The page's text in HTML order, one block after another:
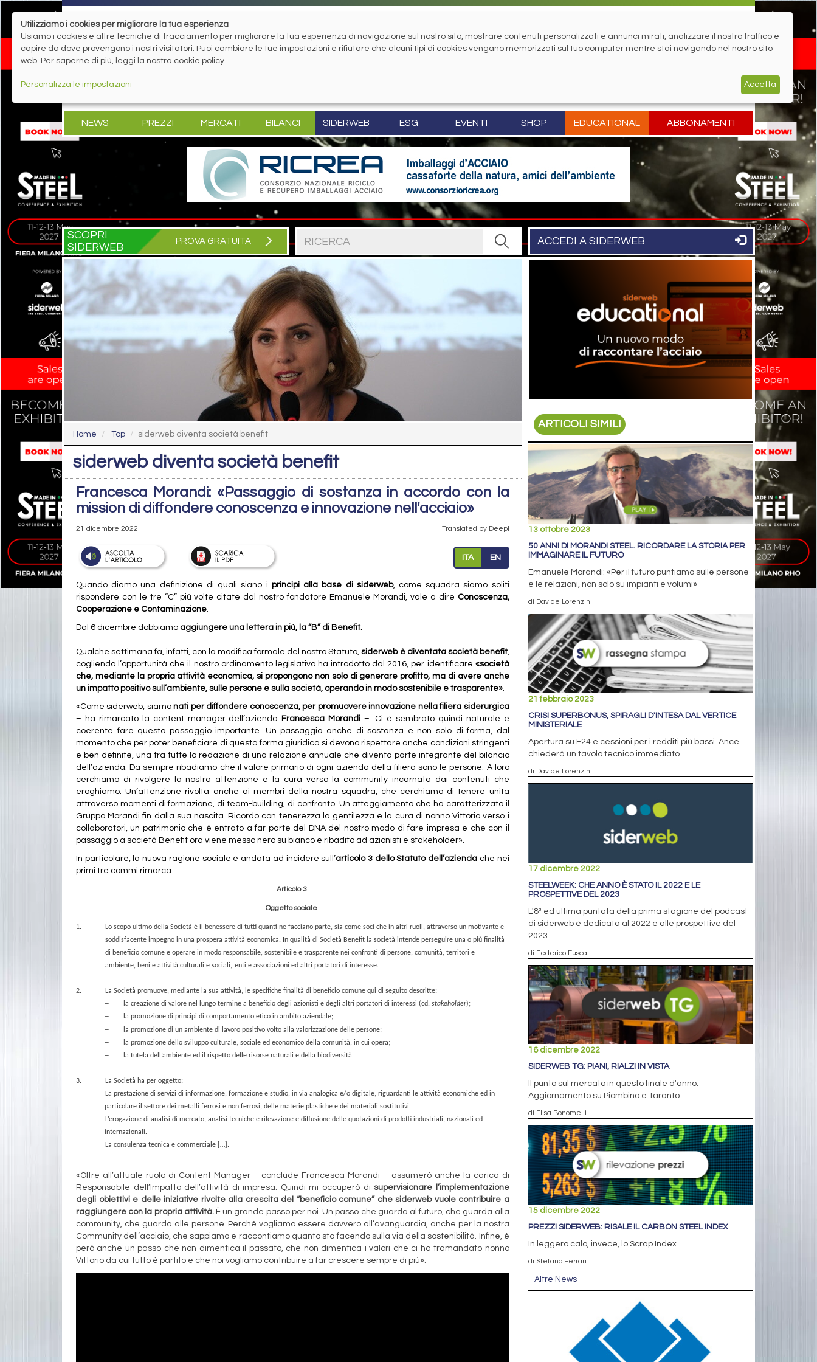
NEWS PREZZI MERCATI BILANCI SIDERWEB ESG EVENTI SHOP EDUCATIONAL ABBONAMENTI
SCOPRI
SIDERWEB
PROVA GRATUITA ACCEDI A SIDERWEB
Home Top siderweb diventa società benefit
siderweb diventa società benefit
Francesca Morandi: «Passaggio di sostanza in accordo con la
mission di diffondere conoscenza e innovazione nell'acciaio»
21 dicembre 2022 Translated by Deepl
ITA EN
Quando diamo una definizione di quali siano i principi alla base di siderweb, come squadra siamo soliti
rispondere con le tre “C” più volte citate dal nostro fondatore Emanuele Morandi, vale a dire Conoscenza,
Cooperazione e Contaminazione.
Dal 6 dicembre dobbiamo aggiungere una lettera in più, la “B” di Benefit.
Qualche settimana fa, infatti, con la modifica formale del nostro Statuto,siderweb è diventata società benefit,
cogliendo l’opportunità che il nostro ordinamento legislativo ha introdotto dal 2016, per identificare «società
che, mediante la propria attività economica, si propongono non solo di generare profitto, ma di avere anche
un impatto positivo sull’ambiente, sulle persone e sulla società, operando in modo sostenibile e trasparente».
«Come siderweb, siamonati per diffondere conoscenza, per promuovere innovazione nella filiera siderurgica
– ha rimarcato la content manager dell’azienda Francesca Morandi –. Ci è sembrato quindi naturale e
coerente fare questo passaggio importante. Un passaggio anche di sostanza e non solo di forma, dal
momento che per poter beneficiare di questa forma giuridica si devono rispettare anche condizioni stringenti
e ben definite, una tra tutte la redazione di una relazione annuale che diventa parte integrante del bilancio
dell’azienda. Da sempre ribadiamo che il valore primario di ogni azienda della filiera sono le persone. A loro
cerchiamo di rivolgere la nostra attenzione e la cura verso la community incarnata dai contenuti che
eroghiamo. Un’attenzione rivolta anche ai membri della nostra squadra, che cerchiamo di tenere unita
attraverso momenti di formazione, di team-building, di confronto. Un atteggiamento che ha caratterizzato il
Gruppo Morandi fin dalla sua nascita. Ricordo con tenerezza la gentilezza e la cura di nonno Vittorio verso i
collaboratori, un patrimonio che è entrato a far parte del DNA del nostro modo di fare impresa e che con il
passaggio a società Benefit ora viene messo nero su bianco e ribadito ad azionisti e stakeholder».
In particolare, la nuova ragione sociale è andata ad incidere sull’articolo 3 dello Statuto dell’azienda che nei
primi tre commi rimarca:
Articolo 3
Oggetto sociale
1. Lo scopo ultimo della Società è il benessere di tutti quanti ne facciano parte, sia come soci che in altri ruoli, attraverso un motivante e
soddisfacente impegno in una prospera attività economica. In qualità di Società Benefit la società intende perseguire una o più finalità
di beneficio comune e operare in modo responsabile, sostenibile e trasparente nei confronti di persone, comunità, territori e
ambiente, beni e attività culturali e sociali, enti e associazioni ed altri portatori di interesse.
2. La Società promuove, mediante la sua attività, le specifiche finalità di beneficio comune qui di seguito descritte:
– lacreazione di valore nel lungo termine a beneficio degli azionisti e degli altri portatori di interessi (cd.stakeholder);
– la promozione di principi di comportamento etico in ambito aziendale;
– la promozione di un ambiente di lavoro positivo volto alla valorizzazione delle persone;
– la promozione dello sviluppo culturale, sociale ed economico della comunità, in cui opera;
– la tutela dell’ambiente ed il rispetto delle risorse naturali e della biodiversità.
3.
La Società ha per oggetto:
La prestazione di servizi di informazione, formazione e studio, in via analogica e/o digitale, riguardanti le attività economiche ed in
particolare il settore dei metalli ferrosi e non ferrosi, delle materie plastiche e dei materiali sostitutivi.
L’erogazione di analisi di mercato, analisi tecniche e rilevazione e diffusione delle quotazioni di prodotti industriali, nazionali ed
internazionali.
La consulenza tecnica e commerciale […].
«Oltre all’attuale ruolo di Content Manager – conclude Francesca Morandi – assumerò anche la carica di
Responsabile dell’Impatto dell’attività di impresa. Quindi mi occuperò di supervisionare l’implementazione
degli obiettivi e delle iniziative rivolte alla crescita del “beneficio comune” che siderweb vuole contribuire a
raggiungere con la propria attività.È un grande passo per noi. Un passo che guarda al futuro, che guarda alla
community, che guarda alle persone. Perché vogliamo essere davvero all’avanguardia, anche per la nostra
Community dell’acciaio, che sappiamo e raccontiamo quanto sta facendo sulla via della sostenibilità. Infine, è
però anche un passo che non dimentica il passato, che non dimentica i valori che ci ha tramandato nonno
Vittorio da cui tutto è partito e che noi vogliamo contribuire a far crescere sempre di più».
ARTICOLI SIMILI
13 ottobre 2023
50 ANNI DI MORANDI STEEL. RICORDARE LA STORIA PER
IMMAGINARE IL FUTURO
Emanuele Morandi: «Per il futuro puntiamo sulle persone
e le relazioni, non solo su impianti e volumi»
di Davide Lorenzini
21 febbraio 2023
CRISI SUPERBONUS, SPIRAGLI D'INTESA DAL VERTICE
MINISTERIALE
Apertura su F24 e cessioni per i redditi più bassi. Ance
chiederà un tavolo tecnico immediato
di Davide Lorenzini
17 dicembre 2022
STEELWEEK: CHE ANNO È STATO IL 2022 E LE
PROSPETTIVE DEL 2023
L'8ª ed ultima puntata della prima stagione del podcast
di siderweb è dedicata al 2022 e alle prospettive del
2023
di Federico Fusca
16 dicembre 2022
SIDERWEB TG: PIANI, RIALZI IN VISTA
Il punto sul mercato in questo finale d'anno.
Aggiornamento su Piombino e Taranto
di Elisa Bonomelli
15 dicembre 2022
PREZZI SIDERWEB: RISALE IL CARBON STEEL INDEX
In leggero calo, invece, lo Scrap Index
di Stefano Ferrari
Altre News
Utilizziamo i cookies per migliorare la tua esperienza
Usiamo i cookies e altre tecniche di tracciamento per migliorare la tua esperienza di navigazione sul nostro sito, mostrare contenuti personalizzati e annunci mirati, analizzare il nostro traffico e
capire da dove provengono i nostri visitatori. Puoi cambiare le tue impostazioni e rifiutare che alcuni tipi di cookies vengano memorizzati sul tuo computer mentre stai navigando nel nostro sito
web. Per saperne di più, leggi la nostra cookie policy.
Personalizza le impostazioni Accetta